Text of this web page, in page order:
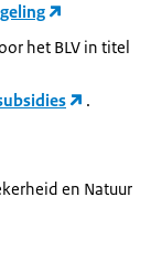
het BLV in titel
.
en Natuur